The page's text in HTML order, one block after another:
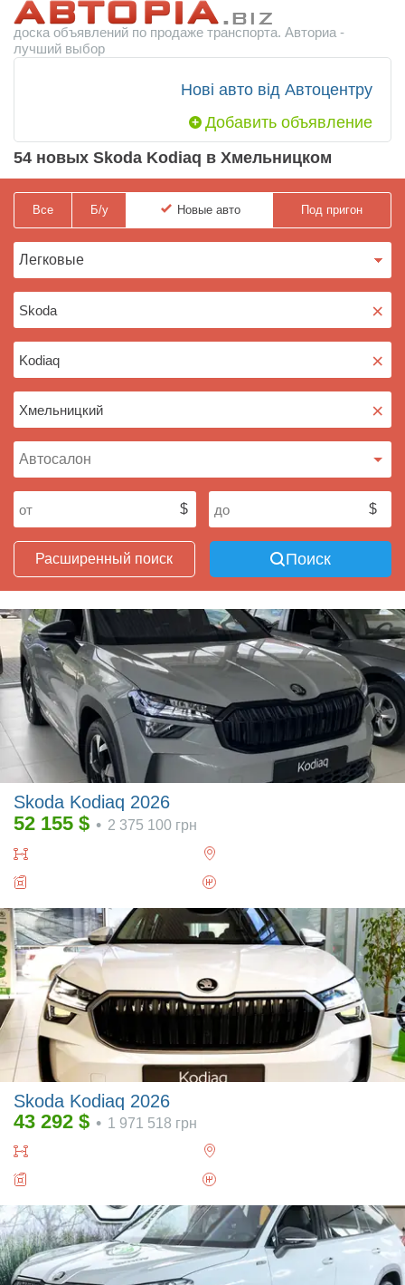
доска объявлений по продаже транспорта. Авториа -
лучший выбор
Нові авто від Автоцентру
Добавить объявление
54 новых Skoda Kodiaq в Хмельницком
Все Б/у Новые авто Под пригон
×
×
×
Расширенный поиск Поиск
Skoda Kodiaq 2026
52 155 $ • 2 375 100 грн
Skoda Kodiaq 2026
43 292 $ • 1 971 518 грн